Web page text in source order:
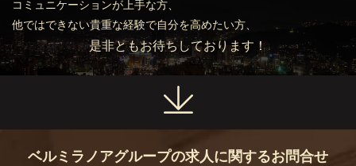
コミュニケーションが上手な方、
他ではできない貴重な経験で自分を高めたい方、
是非ともお待ちしております！
ベルミラノアグループの求人に関するお問合せ